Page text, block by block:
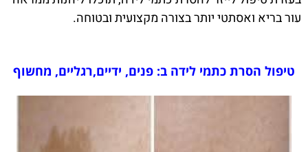
עור בריא ואסתטי יותר בצורה מקצועית ובטוחה.
טיפול הסרת כתמי לידה ב: פנים, ידיים,רגליים, מחשוף